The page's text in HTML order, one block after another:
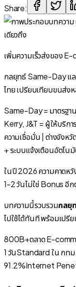
Share:
เพิ่มความเร็วส่งของ
กลยุทธ์ Same-Day แ
ไทย เปรียบเทียบขนส่ง
Same-Day = มาตรฐ
Kerry, J&T = ผู้ให้บริก
ความเชื่อมั่น | ต่างจังห
+ ระบบแจ้งเตือนอัตโ
ในปี 2026 ความคาดห
1-2 วันไม่ใช่ Bonus อี
บทความนี้รวบรวมกลยุ
ไปใช้ได้ทันที พร้อมเปรี
800B+ตลาด E-
1 วันStandard ใน กทม.
91.2%Internet